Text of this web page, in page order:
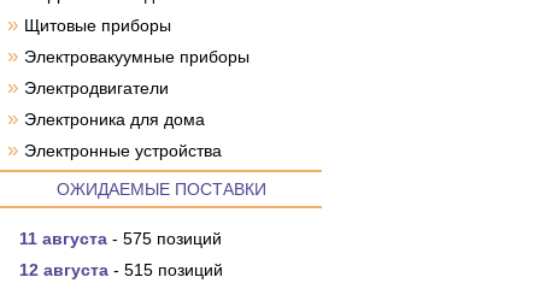
» Щитовые приборы
» Электровакуумные приборы
» Электродвигатели
» Электроника для дома
» Электронные устройства
ОЖИДАЕМЫЕ ПОСТАВКИ
11 августа - 575 позиций
12 августа - 515 позиций